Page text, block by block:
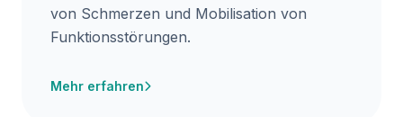
von Schmerzen und Mobilisation von
Funktionsstörungen.
Mehr erfahren